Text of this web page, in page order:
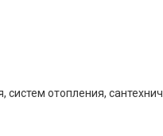
отопления,